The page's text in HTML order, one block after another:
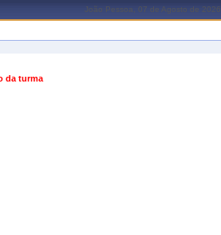
João Pessoa, 07 de Agosto de 2026
da turma